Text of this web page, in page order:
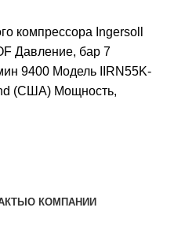
компрессора Ingersoll
Давление, бар 7
9400 Модель IIRN55K-
(США) Мощность,
О КОМПАНИИ